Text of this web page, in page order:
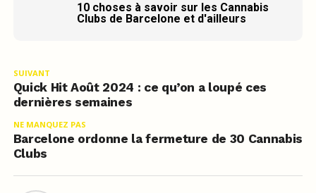
10 choses à savoir sur les Cannabis
Clubs de Barcelone et d'ailleurs
SUIVANT
Quick Hit Août 2024 : ce qu’on a loupé ces
dernières semaines
NE MANQUEZ PAS
Barcelone ordonne la fermeture de 30 Cannabis
Clubs